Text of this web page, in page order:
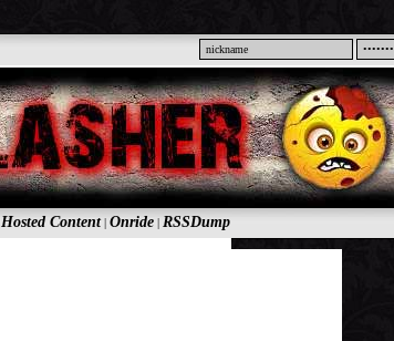
Hosted Content| Onride| RSSDump